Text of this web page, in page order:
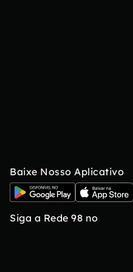
Baixe Nosso Aplicativo
Siga a Rede 98 no